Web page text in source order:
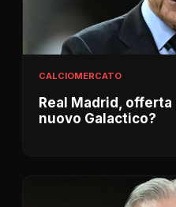
CALCIOMERCATO
Real Madrid, offerta
nuovo Galactico?